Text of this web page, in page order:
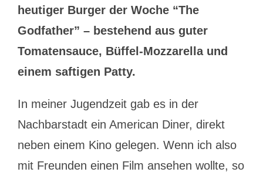
heutiger Burger der Woche “The
Godfather” – bestehend aus guter
Tomatensauce, Büffel-Mozzarella und
einem saftigen Patty.
In meiner Jugendzeit gab es in der
Nachbarstadt ein American Diner, direkt
neben einem Kino gelegen. Wenn ich also
mit Freunden einen Film ansehen wollte, so